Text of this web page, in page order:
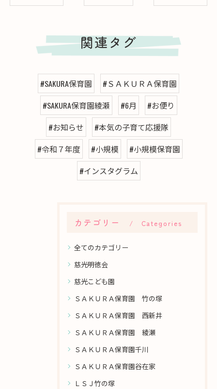
関連タグ
#SAKURA保育園
#ＳＡＫＵＲＡ保育園
#SAKURA保育園綾瀬
#6月
#お便り
#お知らせ
#本気の子育て応援隊
#令和７年度
#小規模
#小規模保育園
#インスタグラム
カテゴリー Categories
全てのカテゴリー
慈光明徳会
慈光こども園
ＳＡＫＵＲＡ保育園 竹の塚
ＳＡＫＵＲＡ保育園 西新井
ＳＡＫＵＲＡ保育園 綾瀬
ＳＡＫＵＲＡ保育園千川
ＳＡＫＵＲＡ保育園谷在家
ＬＳＪ竹の塚